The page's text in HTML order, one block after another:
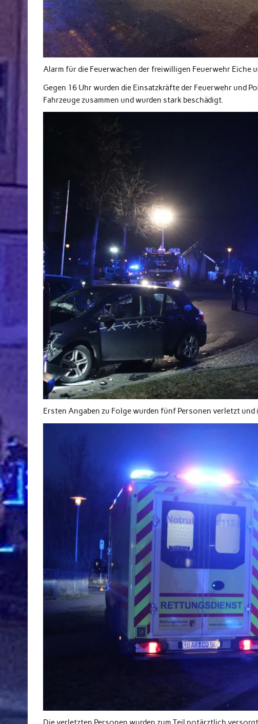
Alarm für die Feuerwachen der freiwilligen Feuerwehr Eiche
Gegen 16 Uhr wurden die Einsatzkräfte der Feuerwehr und
Fahrzeuge zusammen und wurden stark beschädigt.
Ersten Angaben zu Folge wurden fünf Personen verletzt